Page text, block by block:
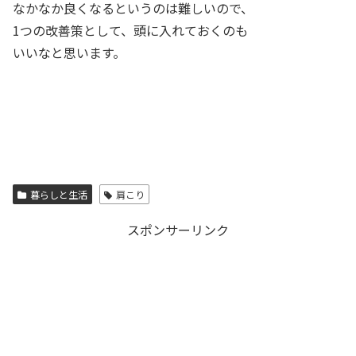
なかなか良くなるというのは難しいので、
1つの改善策として、頭に入れておくのも
いいなと思います。
暮らしと生活 肩こり
スポンサーリンク